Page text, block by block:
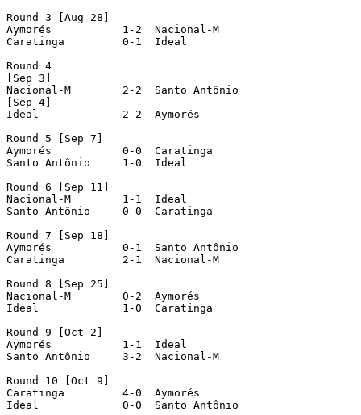
Round 3 [Aug 28]
Aymorés		  1-2  Nacional-M
Caratinga	  0-1  Ideal
Round 4
[Sep 3]
Nacional-M	  2-2  Santo Antônio
[Sep 4]
Ideal		  2-2  Aymorés
Round 5 [Sep 7]
Aymorés		  0-0  Caratinga
Santo Antônio	  1-0  Ideal
Round 6 [Sep 11]
Nacional-M	  1-1  Ideal
Santo Antônio	  0-0  Caratinga
Round 7 [Sep 18]
Aymorés		  0-1  Santo Antônio
Caratinga	  2-1  Nacional-M
Round 8 [Sep 25]
Nacional-M	  0-2  Aymorés
Ideal		  1-0  Caratinga
Round 9 [Oct 2]
Aymorés		  1-1  Ideal
Santo Antônio	  3-2  Nacional-M
Round 10 [Oct 9]
Caratinga	  4-0  Aymorés
Ideal		  0-0  Santo Antônio